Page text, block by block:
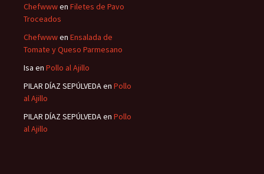
Chefwwwen Filetes de Pavo
Troceados
Chefwwwen Ensalada de
Tomate y Queso Parmesano
Isa en Pollo al Ajillo
PILAR DÍAZ SEPÚLVEDAen Pollo
al Ajillo
PILAR DÍAZ SEPÚLVEDAen Pollo
al Ajillo